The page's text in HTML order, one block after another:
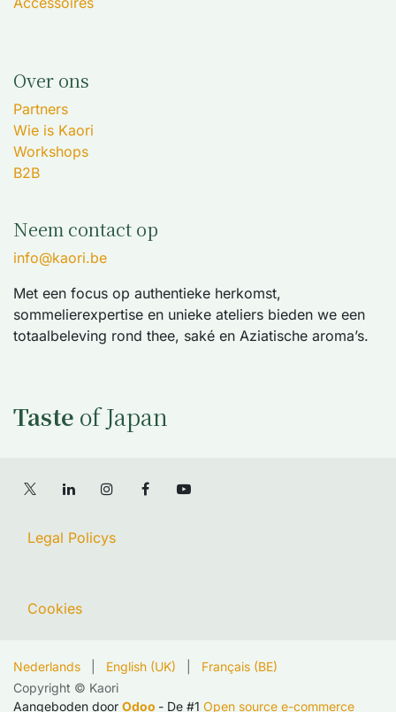
Over ons
Partners
Wie is Kaori
Workshops
B2B
Neem contact op
info@kaori.be
Met een focus op authentieke herkomst,
sommelierexpertise en unieke ateliers bieden we een
totaalbeleving rond thee, saké en Aziatische aroma’s.
Taste of Japan
Legal Policys
Cookies
Copyright © Kaori
Nederlands English (UK) Français (BE)
Aangeboden door Odoo - De #1 Open source e-commerce